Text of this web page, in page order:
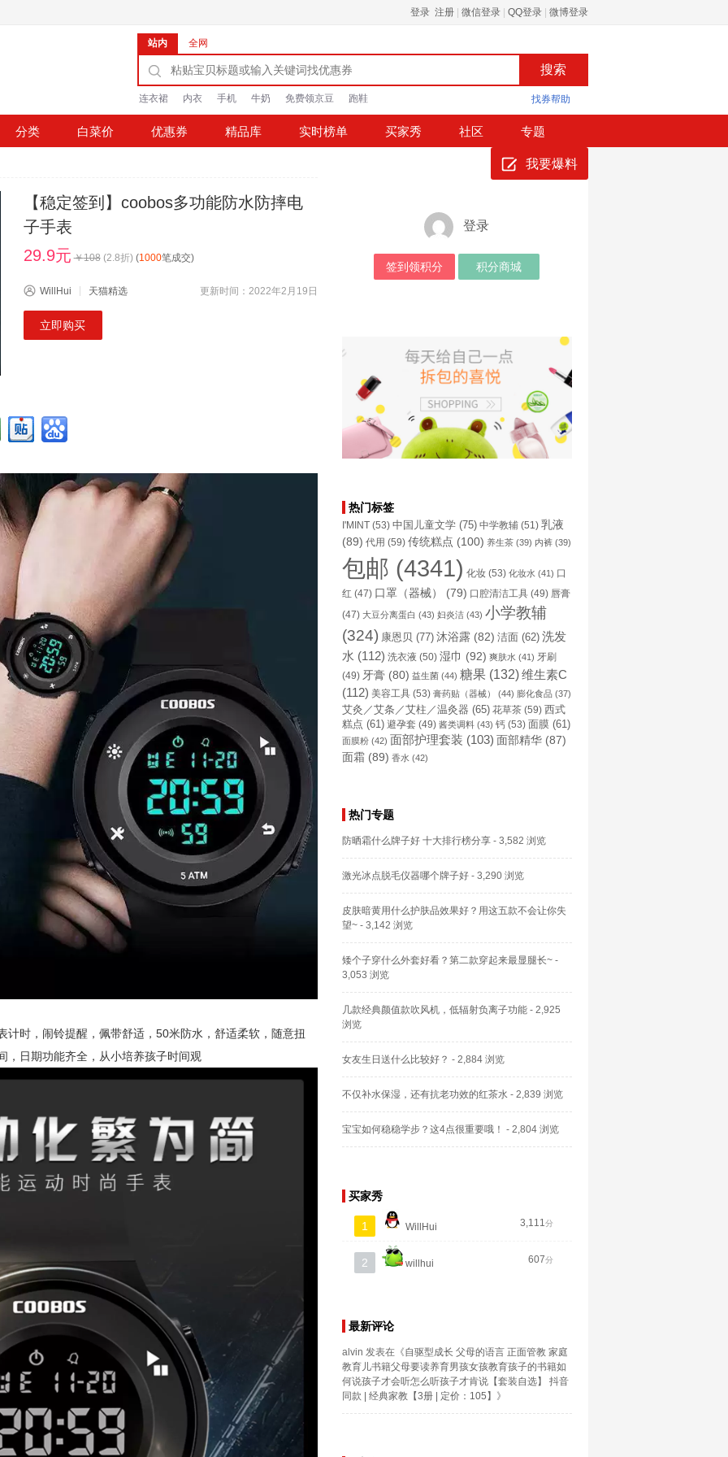
登录 注册 微信登录 QQ登录 微博登录
站内 全网
连衣裙 内衣 手机 牛奶 免费领京豆 跑鞋 找券帮助
分类 白菜价 优惠券 精品库 实时榜单 买家秀 社区 专题
我要爆料
【稳定签到】coobos多功能防水防摔电
子手表
29.9元 ￥108 (2.8折) (1000笔成交)
WillHui 天猫精选 更新时间：2022年2月19日
立即购买
计时，闹铃提醒，佩带舒适，50米防水，舒适柔软，随意扭
，日期功能齐全，从小培养孩子时间观
登录
签到领积分 积分商城
热门标签
I'MINT(53) 中国儿童文学(75) 中学教辅(51) 乳液
(89) 代用 (59) 传统糕点 (100) 养生茶(39) 内裤(39)
包邮 (4341) 化妆(53) 化妆水 (41) 口
红 (47) 口罩（器械） (79) 口腔清洁工具(49) 唇膏
(47) 大豆分离蛋白 (43) 妇炎洁(43) 小学教辅
(324) 康恩贝 (77) 沐浴露(82) 洁面 (62) 洗发
水 (112) 洗衣液 (50) 湿巾 (92) 爽肤水 (41) 牙刷
(49) 牙膏(80) 益生菌(44) 糖果(132)维生素C
(112) 美容工具(53) 膏药贴（器械） (44) 膨化食品(37)
艾灸／艾条／艾柱／温灸器 (65) 花草茶(59) 西式
糕点 (61) 避孕套 (49) 酱类调料(43) 钙(53) 面膜 (61)
面膜粉(42) 面部护理套装 (103) 面部精华(87)
面霜(89) 香水 (42)
热门专题
防晒霜什么牌子好 十大排行榜分享- 3,582 浏览
激光冰点脱毛仪器哪个牌子好- 3,290 浏览
皮肤暗黄用什么护肤品效果好？用这五款不会让你失
望~- 3,142 浏览
矮个子穿什么外套好看？第二款穿起来最显腿长~-
3,053 浏览
几款经典颜值款吹风机，低辐射负离子功能- 2,925
浏览
女友生日送什么比较好？ - 2,884 浏览
不仅补水保湿，还有抗老功效的红茶水- 2,839 浏览
宝宝如何稳稳学步？这4点很重要哦！ - 2,804 浏览
买家秀
1 WillHui 3,111分
2 willhui 607分
最新评论
alvin 发表在《自驱型成长 父母的语言 正面管教 家庭
教育儿书籍父母要读养育男孩女孩教育孩子的书籍如
何说孩子才会听怎么听孩子才肯说【套装自选】 抖音
同款 | 经典家教【3册 | 定价：105】 》